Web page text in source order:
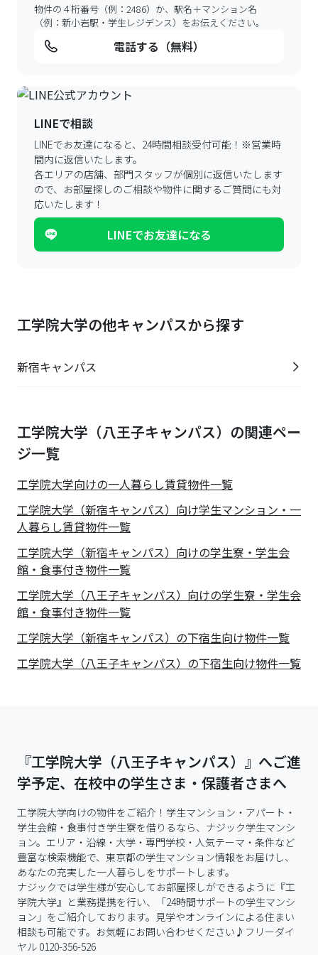
物件の４桁番号（例：2486）か、駅名＋マンション名
（例：新小岩駅・学生レジデンス）をお伝えください。
電話する（無料）
LINEで相談
LINEでお友達になると、24時間相談受付可能！ ※営業時
間内に返信いたします。
各エリアの店舗、部門スタッフが個別に返信いたします
ので、 お部屋探しのご相談や物件に関するご質問にも対
応いたします！
LINEでお友達になる
工学院大学の他キャンパスから探す
新宿キャンパス
工学院大学（八王子キャンパス）の関連ペー
ジ一覧
工学院大学向けの一人暮らし賃貸物件一覧
工学院大学（新宿キャンパス）向け学生マンション・一
人暮らし賃貸物件一覧
工学院大学（新宿キャンパス）向けの学生寮・学生会
館・食事付き物件一覧
工学院大学（八王子キャンパス）向けの学生寮・学生会
館・食事付き物件一覧
工学院大学（新宿キャンパス）の下宿生向け物件一覧
工学院大学（八王子キャンパス）の下宿生向け物件一覧
『工学院大学（八王子キャンパス）』へご進
学予定、在校中の学生さま・保護者さまへ
工学院大学向けの物件をご紹介！学生マンション・アパート・
学生会館・食事付き学生寮を借りるなら、ナジック学生マンシ
ョン。エリア・沿線・大学・専門学校・人気テーマ・条件など
豊富な検索機能で、東京都の学生マンション情報をお届けし、
あなたの充実した一人暮らしをサポートします。
ナジックでは学生様が安心してお部屋探しができるように『工
学院大学』と業務提携を行い、「24時間サポートの学生マンシ
ョン」をご紹介しております。見学やオンラインによる住まい
相談も可能です。お気軽にお問い合わせください♪フリーダイ
ヤル 0120-356-526